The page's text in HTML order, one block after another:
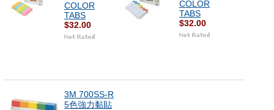
COLOR
TABS
$32.00
COLOR
TABS
$32.00
3M 700SS-R
5色強力黏貼